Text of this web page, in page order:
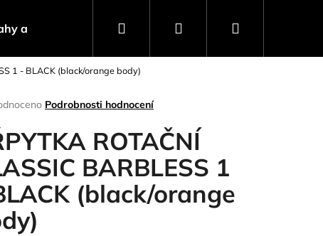
a návnady Stojany a signalizátory
Hledat PřihlášeníNákupní
1 - BLACK (black/orange body)
Podrobnosti hodnocení
ROTAČNÍ
BARBLESS 1
(black/orange